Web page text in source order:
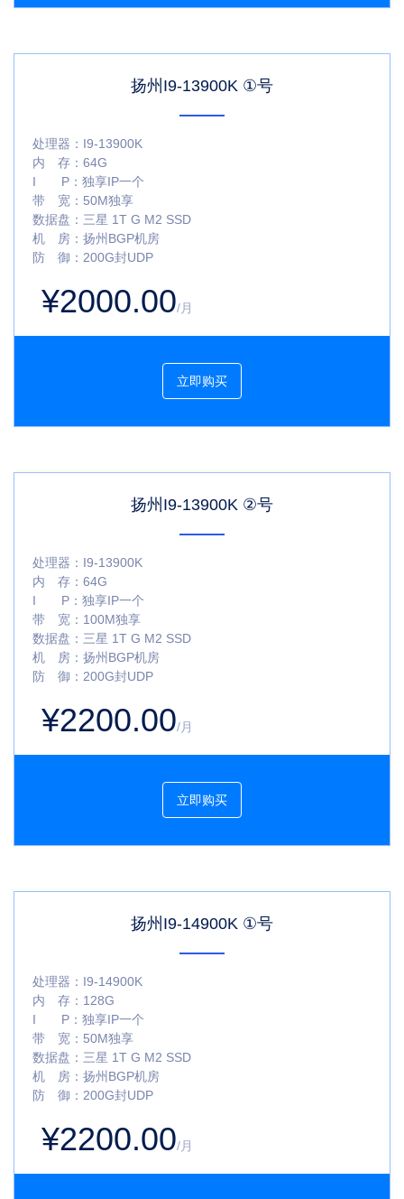
扬州I9-13900K ①号
处理器： I9-13900K
内 存： 64G
I P： 独享IP一个
带 宽： 50M独享
数据盘： 三星 1T G M2 SSD
机 房： 扬州BGP机房
防 御： 200G封UDP
¥2000.00/月
立即购买
扬州I9-13900K ②号
处理器： I9-13900K
内 存： 64G
I P： 独享IP一个
带 宽： 100M独享
数据盘： 三星 1T G M2 SSD
机 房： 扬州BGP机房
防 御： 200G封UDP
¥2200.00/月
立即购买
扬州I9-14900K ①号
处理器： I9-14900K
内 存： 128G
I P： 独享IP一个
带 宽： 50M独享
数据盘： 三星 1T G M2 SSD
机 房： 扬州BGP机房
防 御： 200G封UDP
¥2200.00/月